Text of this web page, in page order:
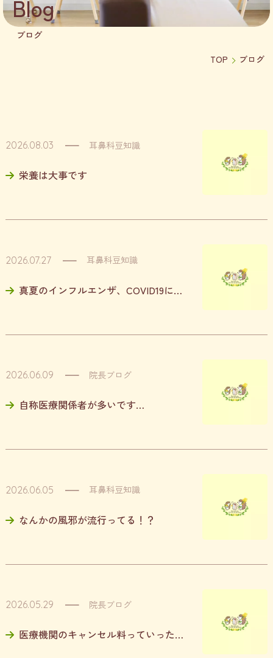
Blog
ブログ
TOP ブログ
2026.08.03 耳鼻科豆知識
栄養は大事です
2026.07.27 耳鼻科豆知識
真夏のインフルエンザ、COVID19にはご用心
2026.06.09 院長ブログ
自称医療関係者が多いです…
2026.06.05 耳鼻科豆知識
なんかの風邪が流行ってる！？
2026.05.29 院長ブログ
医療機関のキャンセル料っていったい…